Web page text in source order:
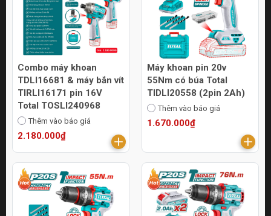
Combo máy khoan
TDLI16681 & máy bắn vít
TIRLI16171 pin 16V
Total TOSLI240968
Thêm vào báo giá
2.180.000₫
Máy khoan pin 20v
55Nm có búa Total
TIDLI20558 (2pin 2Ah)
Thêm vào báo giá
1.670.000₫